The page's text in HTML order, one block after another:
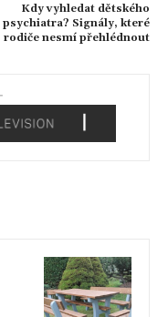
Kdy vyhledat dětského
psychiatra? Signály, které
rodiče nesmí přehlédnout